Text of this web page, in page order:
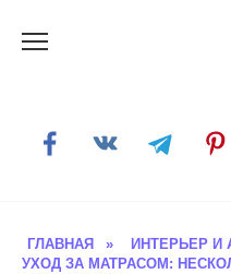
ГЛАВНАЯ » ИНТЕРЬЕР И
УХОД ЗА МАТРАСОМ: